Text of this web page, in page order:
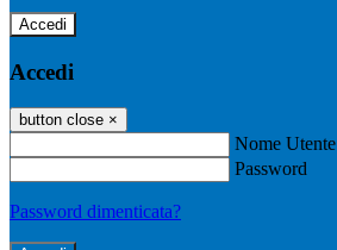
Accedi
Accedi
button close ×
Nome Utente
Password
Password dimenticata?